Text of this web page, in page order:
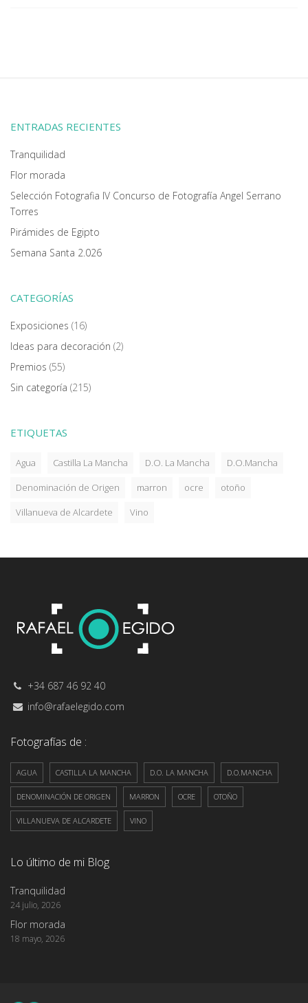
ENTRADAS RECIENTES
Tranquilidad
Flor morada
Selección Fotografia IV Concurso de Fotografía Angel Serrano
Torres
Pirámides de Egipto
Semana Santa 2.026
CATEGORÍAS
Exposiciones (16)
Ideas para decoración (2)
Premios (55)
Sin categoría (215)
ETIQUETAS
Agua Castilla La Mancha D.O. La Mancha
D.O.Mancha
Denominación de Origen
marron ocre
otoño
Villanueva de Alcardete
Vino
+34 687 46 92 40
info@rafaelegido.com
Fotografías de :
AGUA CASTILLA LA MANCHA D.O. LA MANCHA D.O.MANCHA
DENOMINACIÓN DE ORIGEN MARRON OCRE OTOÑO
VILLANUEVA DE ALCARDETE VINO
Lo último de mi Blog
Tranquilidad
24 julio, 2026
Flor morada
18 mayo, 2026